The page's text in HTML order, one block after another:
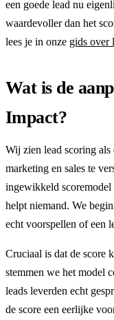
een goede lead nu
waardevoller dan het
lees je in onze gids over
Wat is de
Impact?
Wij zien lead scoring als
marketing en sales te
ingewikkeld scoremodel
helpt niemand. We
echt voorspellen of een
Cruciaal is dat de score
stemmen we het model
leads leverden echt
de score een eerlijke